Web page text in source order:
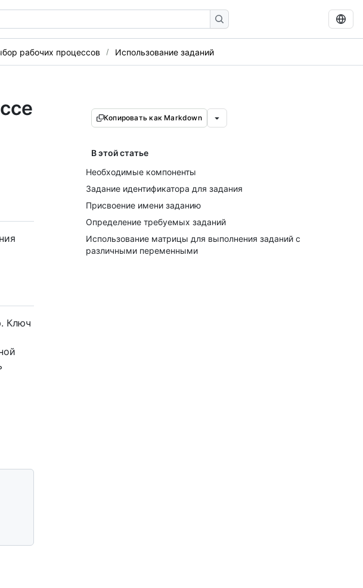
рабочих процессов Использование заданий
Копировать как Markdown
В этой статье
Необходимые компоненты
Задание идентификатора для задания
Присвоение имени заданию
Определение требуемых заданий
Использование матрицы для выполнения заданий с
различными переменными
Ключ